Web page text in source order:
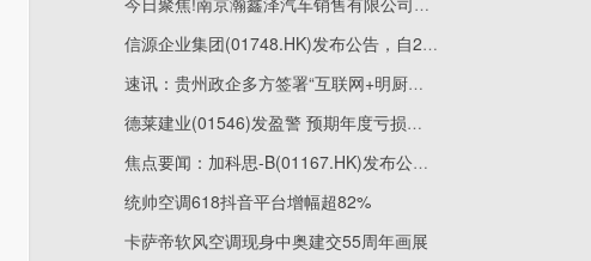
信源企业集团(01748.HK)发布公告，自2026年6月16日起，唐旭铭先生已获委任为执行董事
速讯：贵州政企多方签署“互联网+明厨亮灶”合作备忘录 让后厨看得见
德莱建业(01546)发盈警 预期年度亏损净额同比收窄至不超过3500万港元|焦点消息
焦点要闻：加科思-B(01167.HK)发布公告，于2026年6月16日，该公司斥资43.15万港元回购9.84万股
统帅空调618抖音平台增幅超82%
卡萨帝软风空调现身中奥建交55周年画展